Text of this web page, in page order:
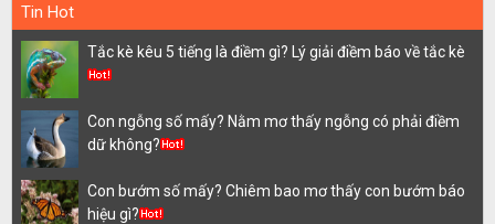
Tin Hot
Tắc kè kêu 5 tiếng là điềm gì? Lý giải điềm báo về tắc kè
Con ngỗng số mấy? Nằm mơ thấy ngỗng có phải điềm
dữ không?
Con bướm số mấy? Chiêm bao mơ thấy con bướm báo
hiệu gì?